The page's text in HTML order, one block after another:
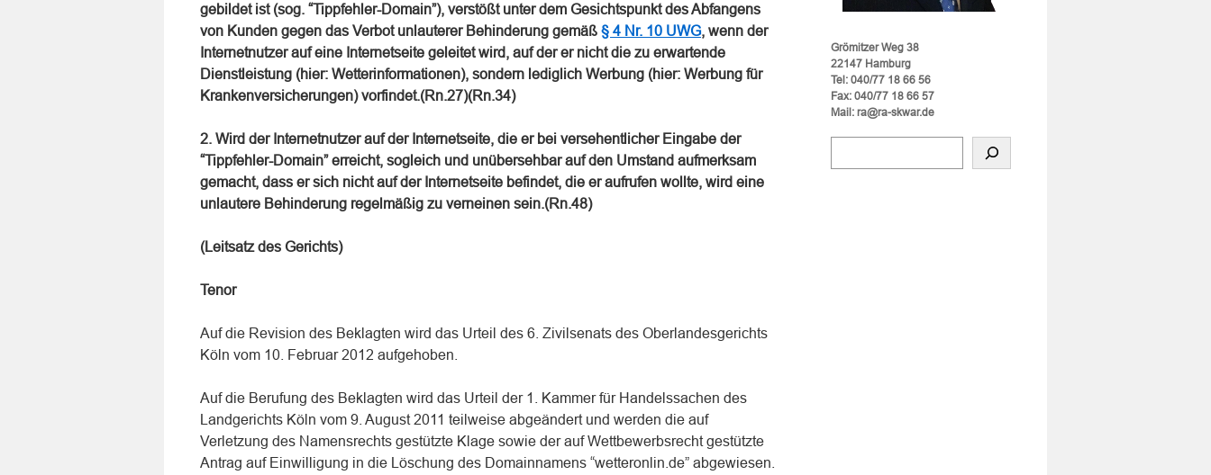
gebildet ist (sog. “Tippfehler-Domain”), verstößt unter dem Gesichtspunkt des Abfangens
von Kunden gegen das Verbot unlauterer Behinderung gemäß § 4 Nr. 10 UWG, wenn der
Internetnutzer auf eine Internetseite geleitet wird, auf der er nicht die zu erwartende
Dienstleistung (hier: Wetterinformationen), sondern lediglich Werbung (hier: Werbung für
Krankenversicherungen) vorfindet.(Rn.27)(Rn.34)
2. Wird der Internetnutzer auf der Internetseite, die er bei versehentlicher Eingabe der
“Tippfehler-Domain” erreicht, sogleich und unübersehbar auf den Umstand aufmerksam
gemacht, dass er sich nicht auf der Internetseite befindet, die er aufrufen wollte, wird eine
unlautere Behinderung regelmäßig zu verneinen sein.(Rn.48)
(Leitsatz des Gerichts)
Tenor
Auf die Revision des Beklagten wird das Urteil des 6. Zivilsenats des Oberlandesgerichts
Köln vom 10. Februar 2012 aufgehoben.
Auf die Berufung des Beklagten wird das Urteil der 1. Kammer für Handelssachen des
Landgerichts Köln vom 9. August 2011 teilweise abgeändert und werden die auf
Verletzung des Namensrechts gestützte Klage sowie der auf Wettbewerbsrecht gestützte
Antrag auf Einwilligung in die Löschung des Domainnamens “wetteronlin.de” abgewiesen.
Grömitzer Weg 38
22147 Hamburg
Tel: 040/77 18 66 56
Fax: 040/77 18 66 57
Mail: ra@ra-skwar.de